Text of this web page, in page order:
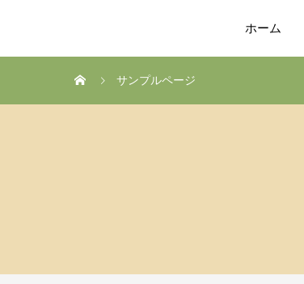
ホーム
サンプルページ